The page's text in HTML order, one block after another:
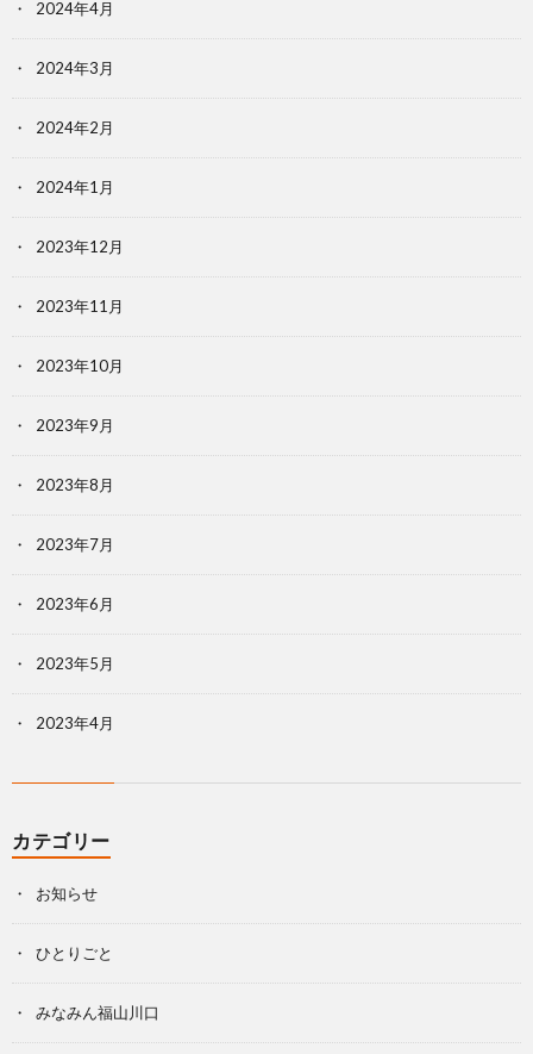
2024年4月
2024年3月
2024年2月
2024年1月
2023年12月
2023年11月
2023年10月
2023年9月
2023年8月
2023年7月
2023年6月
2023年5月
2023年4月
カテゴリー
お知らせ
ひとりごと
みなみん福山川口